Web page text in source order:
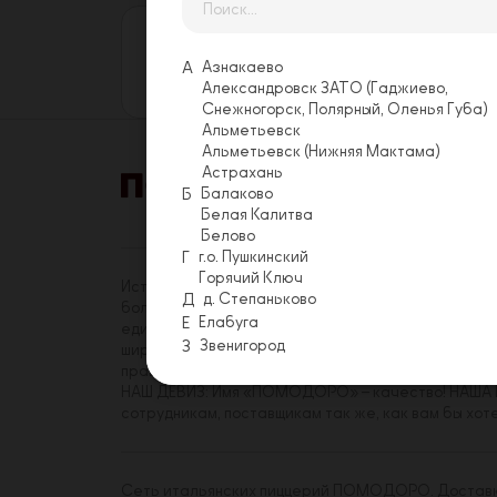
Оставить отзыв
Условия
История «ПОМОДОРО» началась в 2014 году. На
более трехсот сотрудников, имеющих реальную
единомышленников среди коллег. Миссия
широкому кругу посетителей. Принципы,
правиле.
А
Азнакаево
Александровск ЗАТО (Гаджиево,
Снежногорск, Полярный, Оленья Губа)
Альметьевск
Альметьевск (Нижняя Мактама)
Астрахань
Б
Балаково
Белая Калитва
Белово
Г г.о. Пушкинский
Горячий Ключ
Д д. Степаньково
Е Елабуга
З Звенигород